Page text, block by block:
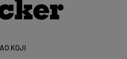
KOJI